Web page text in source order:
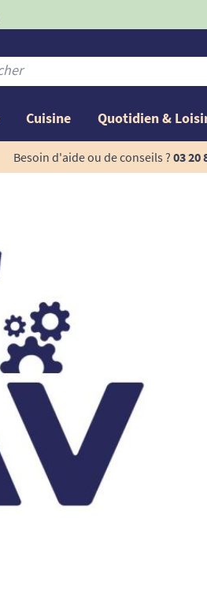
Cuisine Quotidien &
Besoin d'aide ou de conseils ? 03 20